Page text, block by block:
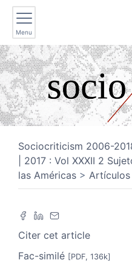
Menu
Sociocriticism 2006-
| 2017 : Vol XXXII 2
las Américas
Artículos
Citer cet article
Fac-similé [PDF, 136k]